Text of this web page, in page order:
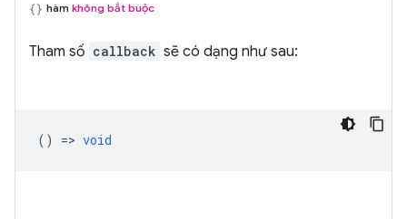
hàm không bắt buộc
Tham số callback sẽ có dạng như sau:
() => void